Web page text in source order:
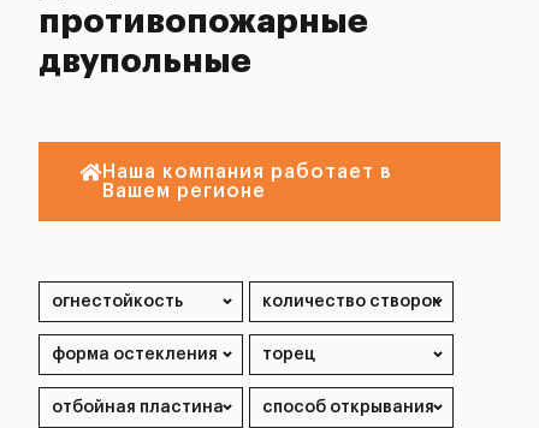
противопожарные
двупольные
Наша компания работает в
Вашем регионе